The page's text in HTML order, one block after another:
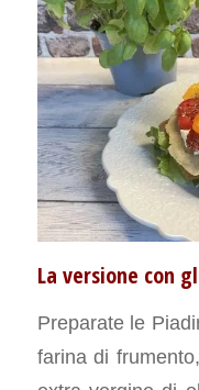
La versione con
Preparate le
farina di